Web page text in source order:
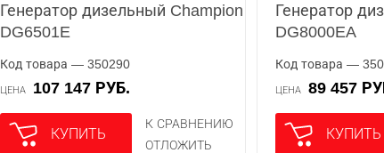
Генератор дизельный Champion
DG6501E
Код товара — 350290
ЦЕНА 107 147 РУБ.
КУПИТЬ
К СРАВНЕНИЮ
ОТЛОЖИТЬ
Генератор
DG8000EA
Код товара —
ЦЕНА 89 457
КУПИТЬ